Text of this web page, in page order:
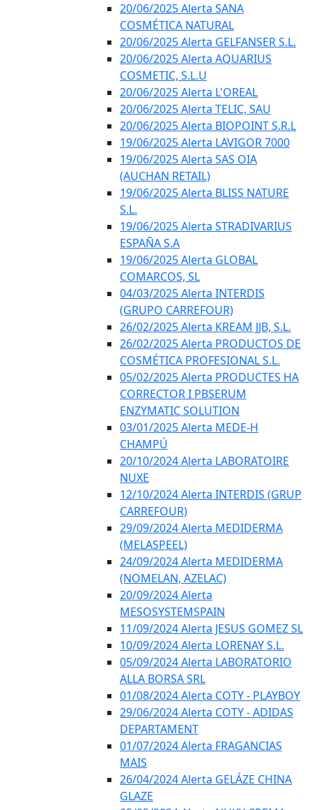
20/06/2025 Alerta SANA
COSMÉTICA NATURAL
20/06/2025 Alerta GELFANSER S.L.
20/06/2025 Alerta AQUARIUS
COSMETIC, S.L.U
20/06/2025 Alerta L'OREAL
20/06/2025 Alerta TELIC, SAU
20/06/2025 Alerta BIOPOINT S.R.L
19/06/2025 Alerta LAVIGOR 7000
19/06/2025 Alerta SAS OIA
(AUCHAN RETAIL)
19/06/2025 Alerta BLISS NATURE
S.L.
19/06/2025 Alerta STRADIVARIUS
ESPAÑA S.A
19/06/2025 Alerta GLOBAL
COMARCOS, SL
04/03/2025 Alerta INTERDIS
(GRUPO CARREFOUR)
26/02/2025 Alerta KREAM JJB, S.L.
26/02/2025 Alerta PRODUCTOS DE
COSMÉTICA PROFESIONAL S.L.
05/02/2025 Alerta PRODUCTES HA
CORRECTOR I PBSERUM
ENZYMATIC SOLUTION
03/01/2025 Alerta MEDE-H
CHAMPÚ
20/10/2024 Alerta LABORATOIRE
NUXE
12/10/2024 Alerta INTERDIS (GRUP
CARREFOUR)
29/09/2024 Alerta MEDIDERMA
(MELASPEEL)
24/09/2024 Alerta MEDIDERMA
(NOMELAN, AZELAC)
20/09/2024 Alerta
MESOSYSTEMSPAIN
11/09/2024 Alerta JESUS GOMEZ SL
10/09/2024 Alerta LORENAY S.L.
05/09/2024 Alerta LABORATORIO
ALLA BORSA SRL
01/08/2024 Alerta COTY - PLAYBOY
29/06/2024 Alerta COTY - ADIDAS
DEPARTAMENT
01/07/2024 Alerta FRAGANCIAS
MAIS
26/04/2024 Alerta GELÁZE CHINA
GLAZE